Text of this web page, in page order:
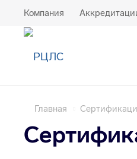
Компания
Главная